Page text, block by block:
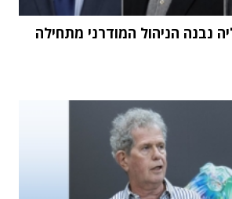
נבנה הניהול המודרני מתחילה